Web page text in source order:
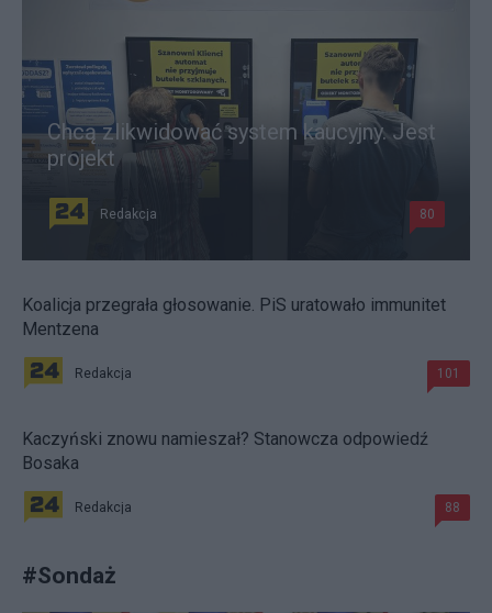
Chcą zlikwidować system kaucyjny. Jest
projekt
Redakcja 80
Koalicja przegrała głosowanie. PiS uratowało immunitet
Mentzena
Redakcja 101
Kaczyński znowu namieszał? Stanowcza odpowiedź
Bosaka
Redakcja 88
#Sondaż